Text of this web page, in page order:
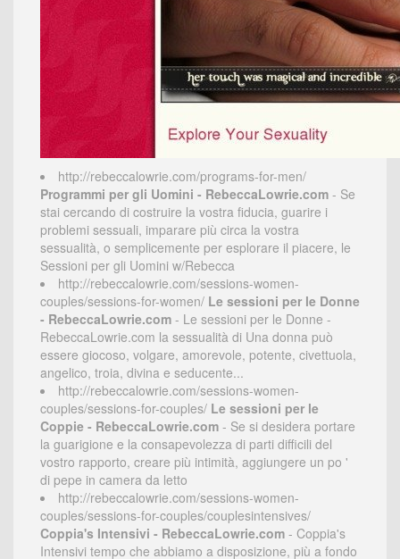
http://rebeccalowrie.com/programs-for-men/
Programmi per gli Uomini - RebeccaLowrie.com - Se
stai cercando di costruire la vostra fiducia, guarire i
problemi sessuali, imparare più circa la vostra
sessualità, o semplicemente per esplorare il piacere, le
Sessioni per gli Uomini w/Rebecca
http://rebeccalowrie.com/sessions-women-
couples/sessions-for-women/ Le sessioni per le Donne
- RebeccaLowrie.com - Le sessioni per le Donne -
RebeccaLowrie.com la sessualità di Una donna può
essere giocoso, volgare, amorevole, potente, civettuola,
angelico, troia, divina e seducente...
http://rebeccalowrie.com/sessions-women-
couples/sessions-for-couples/ Le sessioni per le
Coppie - RebeccaLowrie.com - Se si desidera portare
la guarigione e la consapevolezza di parti difficili del
vostro rapporto, creare più intimità, aggiungere un po '
di pepe in camera da letto
http://rebeccalowrie.com/sessions-women-
couples/sessions-for-couples/couplesintensives/
Coppia's Intensivi - RebeccaLowrie.com - Coppia's
Intensivi tempo che abbiamo a disposizione, più a fondo